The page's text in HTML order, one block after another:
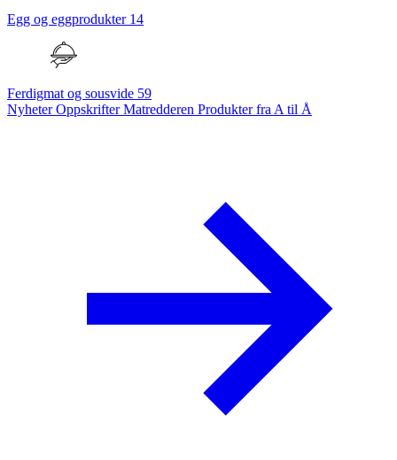
Egg og eggprodukter 14
Ferdigmat og sousvide 59
NyheterOppskrifterMatredderen Produkter fra A til Å